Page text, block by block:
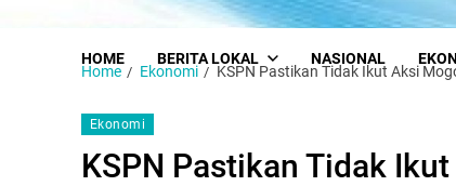
HOME BERITA LOKAL NASIONAL
Home Ekonomi KSPN Pastikan Tidak Ikut Aksi
Ekonomi
KSPN Pastikan Tidak